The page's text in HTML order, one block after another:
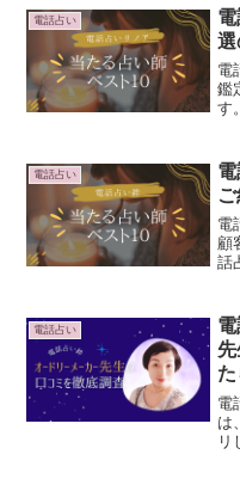
す
な
電話占い
選
電
鑑
す
す
間
電話占い
電
顧
話
電話占い
た
電
は
リ